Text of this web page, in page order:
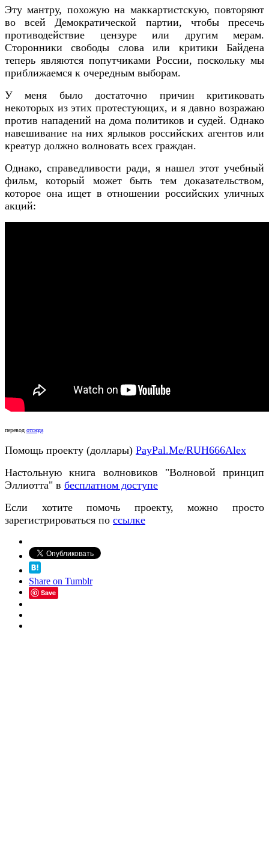
Эту мантру, похожую на маккартистскую, повторяют
во всей Демократической партии, чтобы пресечь
противодействие цензуре или другим мерам.
Сторонники свободы слова или критики Байдена
теперь являются попутчиками России, поскольку мы
приближаемся к очередным выборам.
У меня было достаточно причин критиковать
некоторых из этих протестующих, и я давно возражаю
против нападений на дома политиков и судей. Однако
навешивание на них ярлыков российских агентов или
креатур должно волновать всех граждан.
Однако, справедливости ради, я нашел этот учебный
фильм, который может быть тем доказательством,
которое она ищет в отношении российских уличных
акций:
перевод отсюда
Помощь проекту (доллары) PayPal.Me/RUH666Alex
Настольную книга волновиков "Волновой принцип
Эллиотта" в бесплатном доступе
Если хотите помочь проекту, можно просто
зарегистрироваться по ссылке
Share on Tumblr
Save